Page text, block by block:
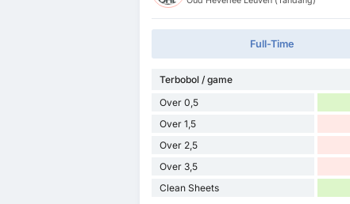
Full-Time
Terbobol / game
Over 0,5
Over 1,5
Over 2,5
Over 3,5
Clean Sheets